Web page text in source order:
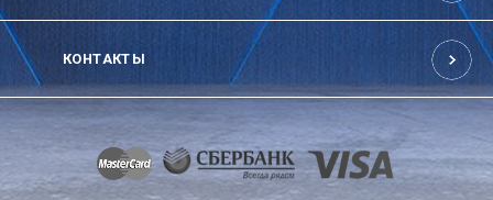
КОНТАКТЫ